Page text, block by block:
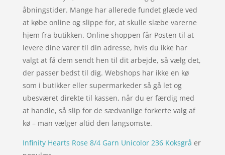
åbningstider. Mange har allerede fundet glæde ved
at købe online og slippe for, at skulle slæbe varerne
hjem fra butikken. Online shoppen får Posten til at
levere dine varer til din adresse, hvis du ikke har
valgt at få dem sendt hen til dit arbejde, så vælg det,
der passer bedst til dig. Webshops har ikke en kø
som i butikker eller supermarkeder så gå let og
ubesværet direkte til kassen, når du er færdig med
at handle, så slip for de sædvanlige forkerte valg af
kø – man vælger altid den langsomste.
Infinity Hearts Rose 8/4 Garn Unicolor 236 Koksgrå er